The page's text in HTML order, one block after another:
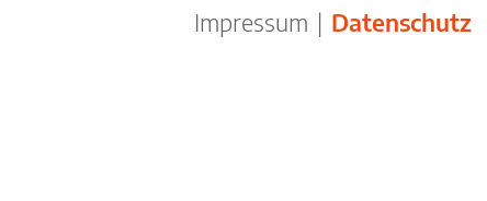
Impressum | Datenschutz